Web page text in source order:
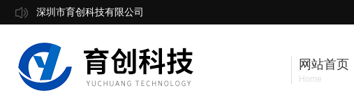
深圳市育创科技有限公司
网站首页
Home